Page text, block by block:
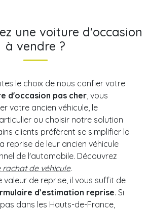
une voiture d'occasion
à vendre ?
le choix de nous confier votre
d'occasion pas cher, vous
votre ancien véhicule, le
ou choisir notre solution
clients préfèrent se simplifier la
reprise de leur ancien véhicule
de l'automobile. Découvrez
rachat de véhicule.
valeur de reprise, il vous suffit de
d’estimation reprise. Si
dans les Hauts-de-France,